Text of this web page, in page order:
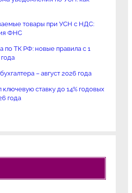
товары при УСН с НДС:
ФНС
по ТК РФ: новые правила с 1
– август 2026 года
ставку до 14% годовых
года